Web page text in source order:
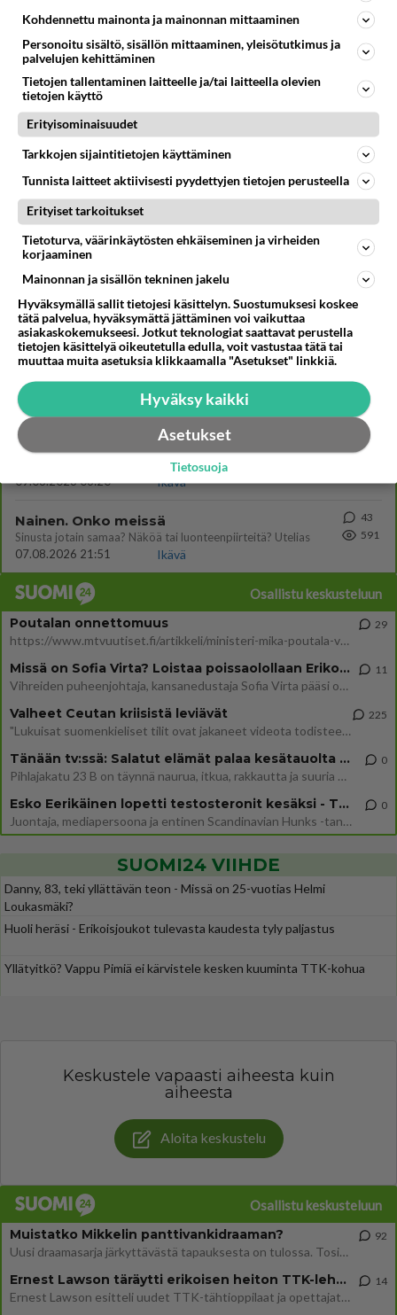
Ei se nainen edes oo
mitenkään nätti 🤣🤣🤣🤣🤣
08.08.2026 19:19
Ikävä
80
1103
Poliisi kiilasi mopoilijan
08.08.2026 19:55
232
1010
Käviskö tällainen suhde
Tutustutaan, fyysistä kontaktia, mutta ensijaisesti tarkoituksena ei ole aloittaa mitään virallista tai rikkoa mitään? E
Ikävä
65
696
Onko täällä ketään
Joka kaipaa M alkuista? Millä kirjaimella nimesi alkaa?
08.08.2026 19:54
46
644
Vetovoima
08.08.2026 14:24
Ikävä
Miksen saa sinua mielestäni pois
08.08.2026 17:08
Ikävä
618
Niin kauan tätä
Onko vuotesi menneet hukkaan
09.08.2026 06:20
Ikävä
88
Nainen. Onko meissä
Sinusta jotain samaa? Näköä tai luonteenpiirteitä? Utelias
07.08.2026 21:51
Ikävä
43
591
Osallistu keskusteluun
Poutalan onnettomuus
https://www.mtvuutiset.fi/artikkeli/ministeri-mika-poutala-vakavassa-onnettomuudessa/9375980 Kumma kun jutussa ei manit
29
Missä on Sofia Virta? Loistaa poissaolollaan Erikoisjoukot uudelta kaudelta
Vihreiden puheenjohtaja, kansanedustaja Sofia Virta pääsi otsikoihin, kun tieto hänen osallistumisestaan Erikoisjoukot-k
11
Valheet Ceutan kriisistä leviävät
"Lukuisat suomenkieliset tilit ovat jakaneet videota todisteena siitä, että siirtolaisjoukot aiheuttavat edelleen Ceutas
225
Tänään tv:ssä: Salatut elämät palaa kesätauolta - Tässä hieman juonipaljastuksia
Pihlajakatu 23 B on täynnä naurua, itkua, rakkautta ja suuria salaisuuksia. Suomalaisten yksi pitkäikäisimmistä draamas
0
Esko Eerikäinen lopetti testosteronit kesäksi - Tämä ikävä vaikutus iski heti
Juontaja, mediapersoona ja entinen Scandinavian Hunks -tanssija Esko Eerikäinen on tunnettu avoimuudestaan. Nyt Eerikäi
0
SUOMI24 VIIHDE
Danny, 83, teki yllättävän teon - Missä on 25-vuotias Helmi
Loukasmäki?
Huoli heräsi - Erikoisjoukot tulevasta kaudesta tyly paljastus
Yllätyitkö? Vappu Pimiä ei kärvistele kesken kuuminta TTK-kohua
Keskustele vapaasti aiheesta kuin
aiheesta
Aloita keskustelu
Osallistu keskusteluun
Muistatko Mikkelin panttivankidraaman?
Uusi draamasarja järkyttävästä tapauksesta on tulossa. Tositapahtumiin perustuva sarja ammentaa vuoden 1986 Mikkelin pan
92
Ernest Lawson täräytti erikoisen heiton TTK-lehdistötilaisuudessa: " Onko tässä tarkoituksena...?"
Ernest Lawson esitteli uudet TTK-tähtioppilaat ja opettajat torstaina 6.8. lehdistölle. Tulevalla kaudella on yksi hausk
14
Kohdennettu mainonta ja mainonnan mittaaminen
Personoitu sisältö, sisällön mittaaminen, yleisötutkimus ja
palvelujen kehittäminen
Tietojen tallentaminen laitteelle ja/tai laitteella olevien
tietojen käyttö
Erityisominaisuudet
Tarkkojen sijaintitietojen käyttäminen
Tunnista laitteet aktiivisesti pyydettyjen tietojen perusteella
Erityiset tarkoitukset
Tietoturva, väärinkäytösten ehkäiseminen ja virheiden
korjaaminen
Mainonnan ja sisällön tekninen jakelu
Hyväksymällä sallit tietojesi käsittelyn. Suostumuksesi koskee
tätä palvelua, hyväksymättä jättäminen voi vaikuttaa
asiakaskokemukseesi. Jotkut teknologiat saattavat perustella
tietojen käsittelyä oikeutetulla edulla, voit vastustaa tätä tai
muuttaa muita asetuksia klikkaamalla "Asetukset" linkkiä.
Hyväksy kaikki
Asetukset
Tietosuoja